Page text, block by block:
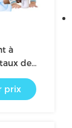
à
de
prix